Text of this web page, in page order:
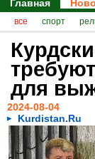
Главная
все спорт
для
2024-08-04
Kurdistan.Ru